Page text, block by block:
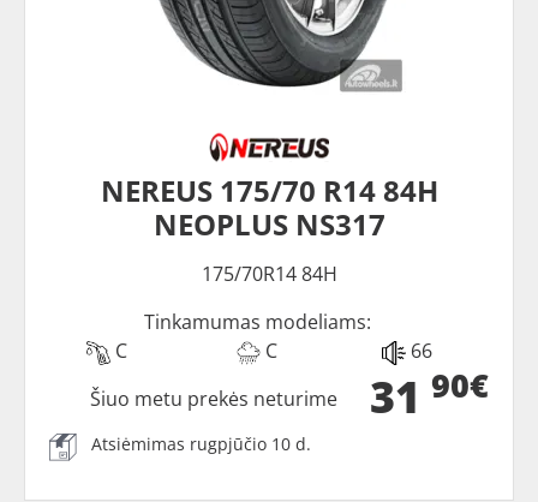
NEREUS 175/70 R14 84H
NEOPLUS NS317
175/70R14 84H
Tinkamumas modeliams:
C
C 66
31 90€
Šiuo metu prekės neturime
Atsiėmimas rugpjūčio 10 d.